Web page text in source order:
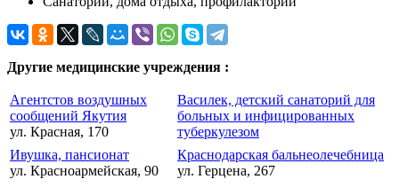
Другие медицинские учреждения :
Агентстов воздушных
сообщений Якутия
ул. Красная, 170
Василек, детский санаторий для
больных и инфицированных
туберкулезом
Ивушка, пансионат
ул. Красноармейская, 90
Краснодарская бальнеолечебница
ул. Герцена, 267